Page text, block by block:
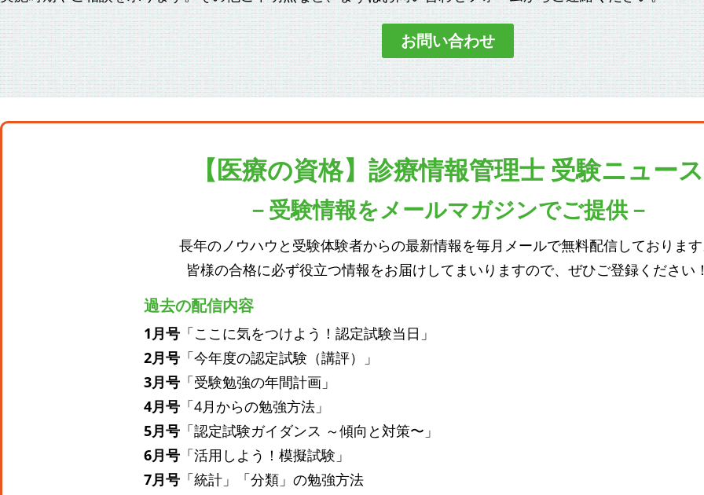
お問い合わせ
【医療の資格】診療情報管理士 受験ニュース
－受験情報をメールマガジンでご提供－
長年のノウハウと受験体験者からの最新情報を毎月メールで無料配信しておりま
皆様の合格に必ず役立つ情報をお届けしてまいりますので、ぜひご登録ください
過去の配信内容
1月号 「ここに気をつけよう！認定試験当日」
2月号 「今年度の認定試験（講評）」
3月号 「受験勉強の年間計画」
4月号 「4月からの勉強方法」
5月号 「認定試験ガイダンス ～傾向と対策〜」
6月号 「活用しよう！模擬試験」
7月号 「統計」「分類」の勉強方法